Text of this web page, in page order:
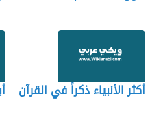
أكثر الأنبياء ذكراً في القرآن